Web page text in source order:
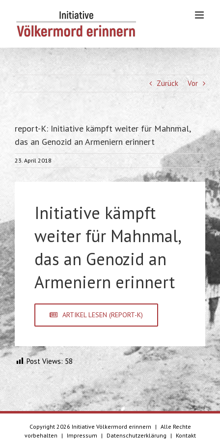
content
Zurück Vor
report-K: Initiative kämpft weiter für Mahnmal,
das an Genozid an Armeniern erinnert
23. April 2018
Initiative kämpft
weiter für Mahnmal,
das an Genozid an
Armeniern erinnert
ARTIKEL LESEN (REPORT-K)
Post Views: 58
Copyright 2026 Initiative Völkermord erinnern | Alle Rechte
vorbehalten
| Impressum | Datenschutzerklärung | Kontakt